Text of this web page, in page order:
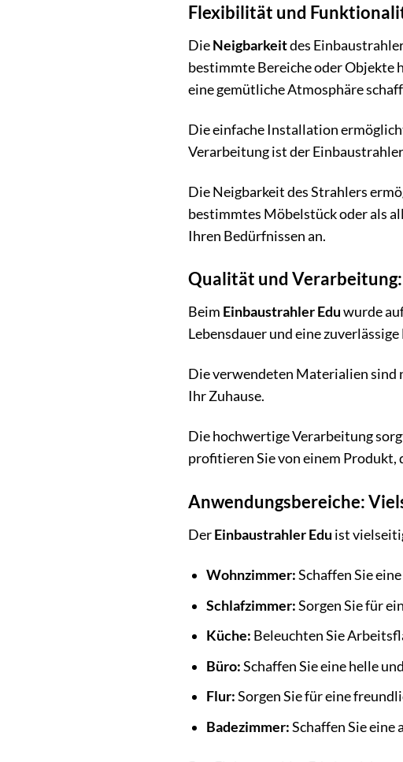
Flexibilität und
DieNeigbarkeitdes
bestimmte Bereiche oder Objekte
eine gemütliche Atmosphäre
Die einfache Installation
Verarbeitung ist der
Die Neigbarkeit des Strahlers
bestimmtes Möbelstück oder als
Ihren Bedürfnissen an.
Qualität und
Beim Einbaustrahler Eduwurde
Lebensdauer und eine
Die verwendeten Materialien sind
Ihr Zuhause.
Die hochwertige Verarbeitung
profitieren Sie von einem Produkt,
Anwendungsbereiche:
DerEinbaustrahler Edu ist
Wohnzimmer:Schaffen Sie
Schlafzimmer:Sorgen Sie für
Küche: Beleuchten Sie
Büro:Schaffen Sie eine helle
Flur:Sorgen Sie für eine
Badezimmer:Schaffen Sie eine